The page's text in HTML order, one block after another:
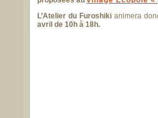
L’Atelier du Furoshikianimera
avril de 10h à 18h.